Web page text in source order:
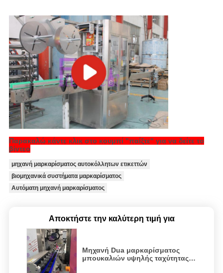
Παρακαλώ κάντε κλικ στο κουμπί "παίξτε" για να δείτε το
βίντεο
μηχανή μαρκαρίσματος αυτοκόλλητων ετικεττών
βιομηχανικά συστήματα μαρκαρίσματος
Αυτόματη μηχανή μαρκαρίσματος
Αποκτήστε την καλύτερη τιμή για
Μηχανή Dua μαρκαρίσματος
μπουκαλιών υψηλής ταχύτητας -